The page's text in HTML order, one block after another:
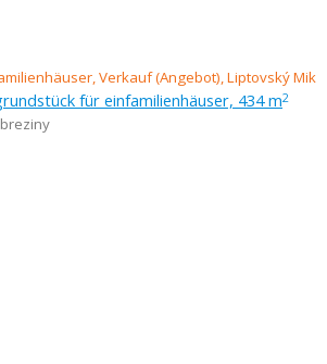
für einfamilienhäuser, 434 m2